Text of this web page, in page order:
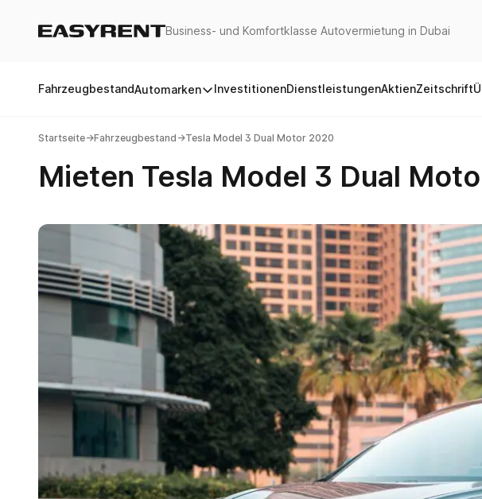
Easy Rent Business- und Komfortklasse Autovermietung in Dubai
FahrzeugbestandAutomarken InvestitionenDienstleistungenAktienZeitschrift
Startseite→Fahrzeugbestand →Tesla Model 3 Dual Motor 2020
Mieten Tesla Model 3 Dual